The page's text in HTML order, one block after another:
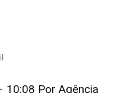
Por Agência